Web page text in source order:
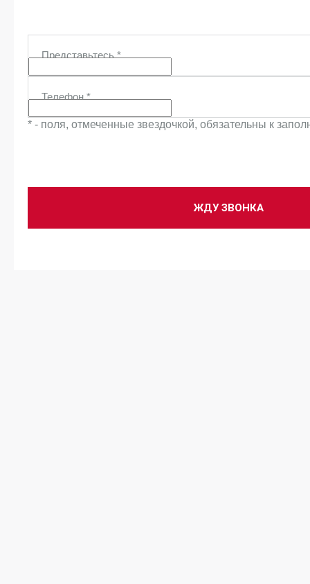
Представьтесь*
Телефон*
* - поля, отмеченные звездочкой, обязательны к
ЖДУ ЗВОНКА